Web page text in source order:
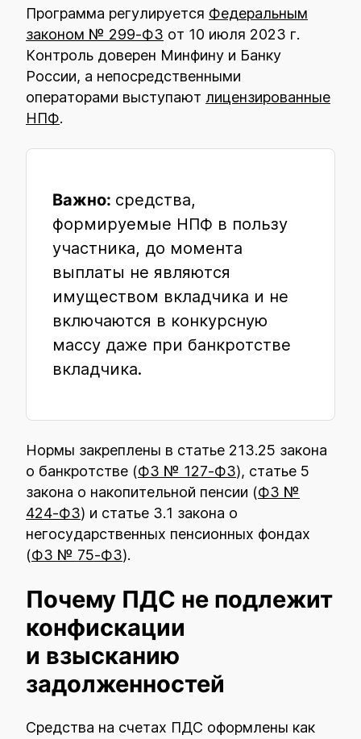
Программа регулируется Федеральным
законом № 299‑ФЗ от 10 июля 2023 г.
Контроль доверен Минфину и Банку
России, а непосредственными
операторами выступают лицензированные
НПФ.
Важно: средства,
формируемые НПФ в пользу
участника, до момента
выплаты не являются
имуществом вкладчика и не
включаются в конкурсную
массу даже при банкротстве
вкладчика.
Нормы закреплены в статье 213.25 закона
о банкротстве (ФЗ № 127‑ФЗ), статье 5
закона о накопительной пенсии (ФЗ №
424-ФЗ) и статье 3.1 закона о
негосударственных пенсионных фондах
(ФЗ № 75-ФЗ).
Почему ПДС не подлежит
конфискации
и взысканию
задолженностей
Средства на счетах ПДС оформлены как